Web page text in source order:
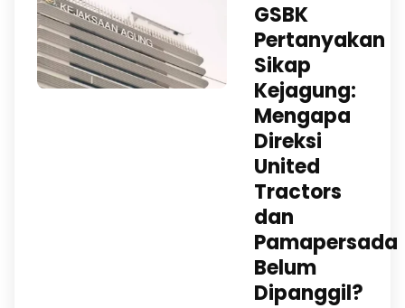
GSBK
Pertanyakan
Sikap
Kejagung:
Mengapa
Direksi
United
Tractors
dan
Pamapersada
Belum
Dipanggil?